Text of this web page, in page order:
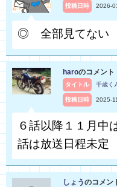
投稿日時 2026-
◎ 全部見てない
haroのコメント
タイトル 千歳く
投稿日時 2025-
６話以降１１月中
話は放送日程未定
しょうのコメン